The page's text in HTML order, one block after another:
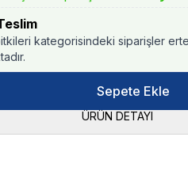
kategorisindeki siparişler
Sepete Ekle
ÜRÜN DETAYI